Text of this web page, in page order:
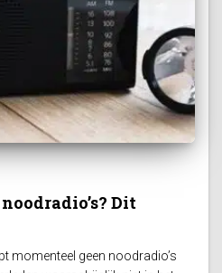
Dit
momenteel geen noodradio’s